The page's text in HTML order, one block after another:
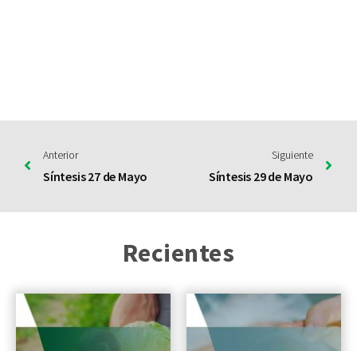
Anterior
Síntesis 27 de Mayo
Siguiente
Síntesis 29 de Mayo
Recientes